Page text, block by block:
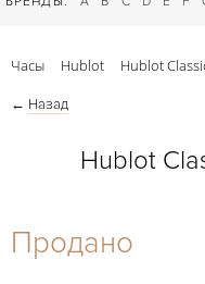
27-44
Часы Hublot Hublot
← Назад
Hublot
Продано